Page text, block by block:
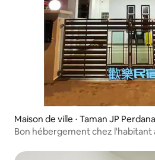
Maison de ville ⋅ Taman JP Perdana
Bon hébergement chez l'habitant